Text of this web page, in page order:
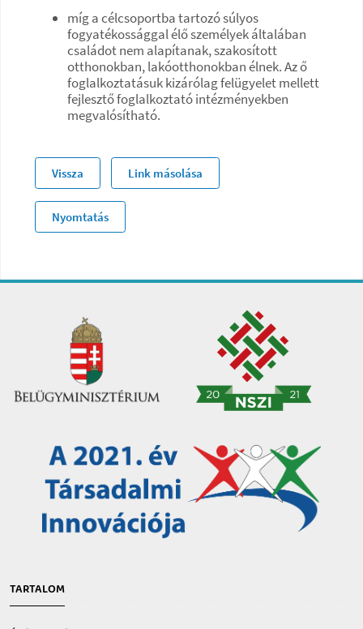
míg a célcsoportba tartozó súlyos
fogyatékossággal élő személyek általában
családot nem alapítanak, szakosított
otthonokban, lakóotthonokban élnek. Az ő
foglalkoztatásuk kizárólag felügyelet mellett
fejlesztő foglalkoztató intézményekben
megvalósítható.
Vissza Link másolása
Nyomtatás
TARTALOM